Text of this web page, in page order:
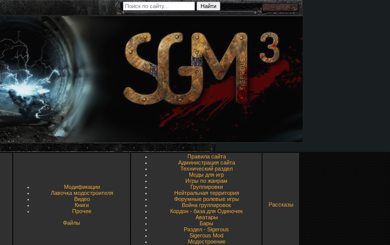
Модификации
Лавочка модостроителя
Видео
Книги
Прочее
Файлы
Правила сайта
Администрация сайта
Технический раздел
Моды для игр
Игры по жанрам
Группировки
Нейтральная территория
Форумные ролевые игры
Война группировок
Кордон - база для Одиночек
Аватары
Бары
Раздел - Sigerous
Sigerous Mod
Модостроение
Рассказы